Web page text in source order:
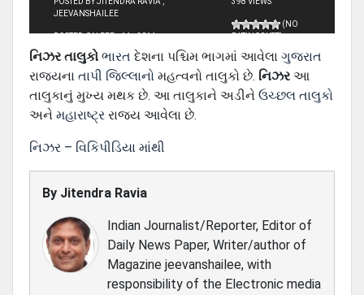
JEEVANSHAILEE
POSTED ON FEB - 14 - 2014
(NO
RATINGS YET)
નિઝર તાલુકો ભારત દેશના પશ્ચિમ ભાગમાં આવેલા ગુજરાત
રાજ્યના તાપી જિલ્લાનો મહત્વનો તાલુકો છે. નિઝરઆ
તાલુકાનું મુખ્ય મથક છે. આ તાલુકાને અડીને ઉચ્છલ તાલુકો
અને મહારાષ્ટ્ર રાજ્ય આવેલા છે.
નિઝર – વિકિપીડિયા માંથી
By Jitendra Ravia
Indian Journalist/Reporter, Editor of
Daily News Paper, Writer/author of
Magazine jeevanshailee, with
responsibility of the Electronic media